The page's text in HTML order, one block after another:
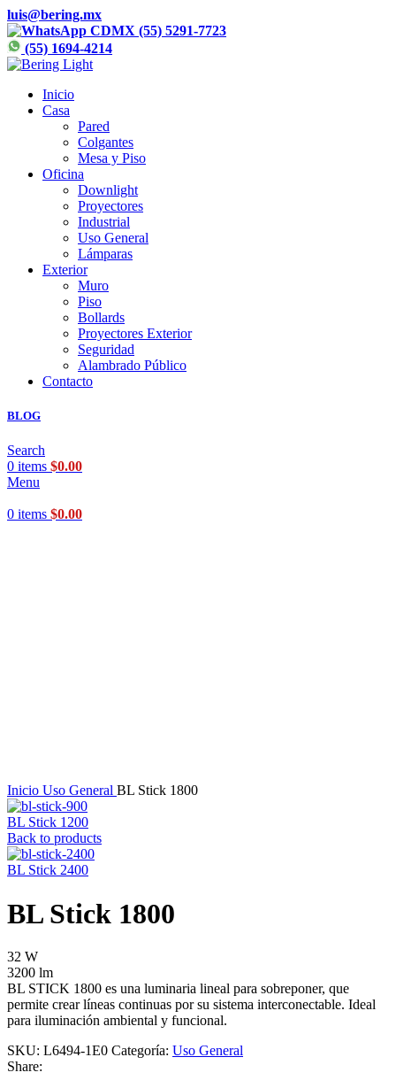
luis@bering.mx
CDMX (55) 5291-7723
(55) 1694-4214
Inicio
Casa
Pared
Colgantes
Mesa y Piso
Oficina
Downlight
Proyectores
Industrial
Uso General
Lámparas
Exterior
Muro
Piso
Bollards
Proyectores Exterior
Seguridad
Alambrado Público
Contacto
BLOG
Search
0 items $0.00
Menu
0 items $0.00
Inicio Uso General BL Stick 1800
BL Stick 1200
Back to products
BL Stick 2400
BL Stick 1800
32 W
3200 lm
BL STICK 1800 es una luminaria lineal para sobreponer, que
permite crear líneas continuas por su sistema interconectable. Ideal
para iluminación ambiental y funcional.
SKU: L6494-1E0 Categoría: Uso General
Share: